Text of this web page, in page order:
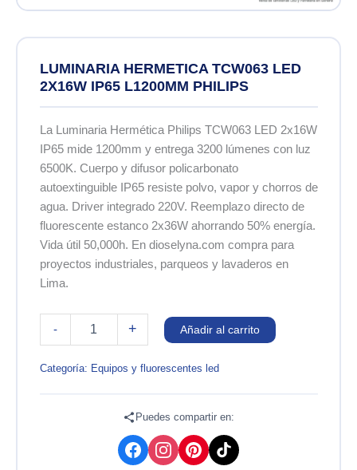
LUMINARIA HERMETICA TCW063 LED
2X16W IP65 L1200MM PHILIPS
La Luminaria Hermética Philips TCW063 LED 2x16W
IP65 mide 1200mm y entrega 3200 lúmenes con luz
6500K. Cuerpo y difusor policarbonato
autoextinguible IP65 resiste polvo, vapor y chorros de
agua. Driver integrado 220V. Reemplazo directo de
fluorescente estanco 2x36W ahorrando 50% energía.
Vida útil 50,000h. En dioselyna.com compra para
proyectos industriales, parqueos y lavaderos en
Lima.
-
HERMETICA
LED
+ Añadir al carrito
Categoría: Equipos y fluorescentes led
Puedes compartir en: